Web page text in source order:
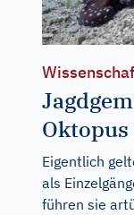
Eigentlich
als
führen sie